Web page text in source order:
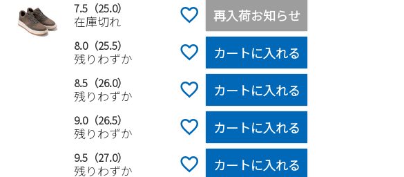
7.5（25.0）
在庫切れ 再入荷お知らせ
8.0（25.5）
残りわずか カートに入れる
8.5（26.0）
残りわずか カートに入れる
9.0（26.5）
残りわずか カートに入れる
9.5（27.0）
残りわずか カートに入れる